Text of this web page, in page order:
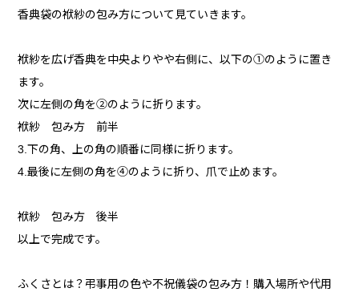
香典袋の袱紗の包み方について見ていきます。
袱紗を広げ香典を中央よりやや右側に、以下の①のように置き
ます。
次に左側の角を②のように折ります。
袱紗 包み方 前半
3.下の角、上の角の順番に同様に折ります。
4.最後に左側の角を④のように折り、爪で止めます。
袱紗 包み方 後半
以上で完成です。
ふくさとは？弔事用の色や不祝儀袋の包み方！購入場所や代用